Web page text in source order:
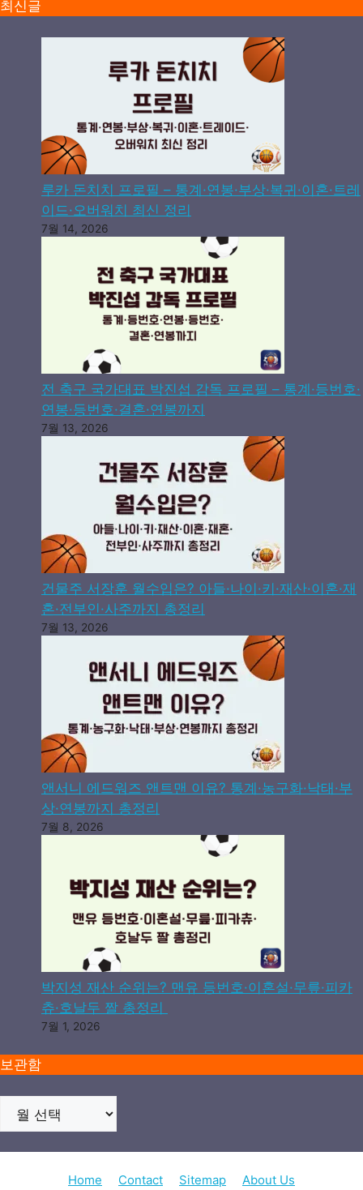
최신글
루카 돈치치 프로필 – 통계·연봉·부상·복귀·이혼·트레
이드·오버워치 최신 정리
7월 14, 2026
전 축구 국가대표 박진섭 감독 프로필 – 통계·등번호·
연봉·등번호·결혼·연봉까지
7월 13, 2026
건물주 서장훈 월수입은? 아들·나이·키·재산·이혼·재
혼·전부인·사주까지 총정리
7월 13, 2026
앤서니 에드워즈 앤트맨 이유? 통계·농구화·낙태·부
상·연봉까지 총정리
7월 8, 2026
박지성 재산 순위는? 맨유 등번호·이혼설·무릎·피카
츄·호날두 짤 총정리
7월 1, 2026
보관함
Home Contact Sitemap About Us